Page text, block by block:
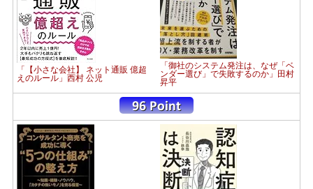
「【小さな会社】 ネット通販 億超
えのルール」西村 公児
「御社のシステム発注は、なぜ「ベ
ンダー選び」で失敗するのか」田村
昇平